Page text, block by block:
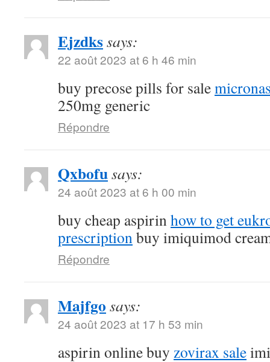
Ejzdkssays:
22 août 2023 at 6 h 46 min
buy precose pills for sale
250mg generic
Répondre
Qxbofusays:
24 août 2023 at 6 h 00 min
buy cheap aspirinhow to get
prescriptionbuy imiquimod
Répondre
Majfgo says:
24 août 2023 at 17 h 53 min
aspirin online buy zovirax sale